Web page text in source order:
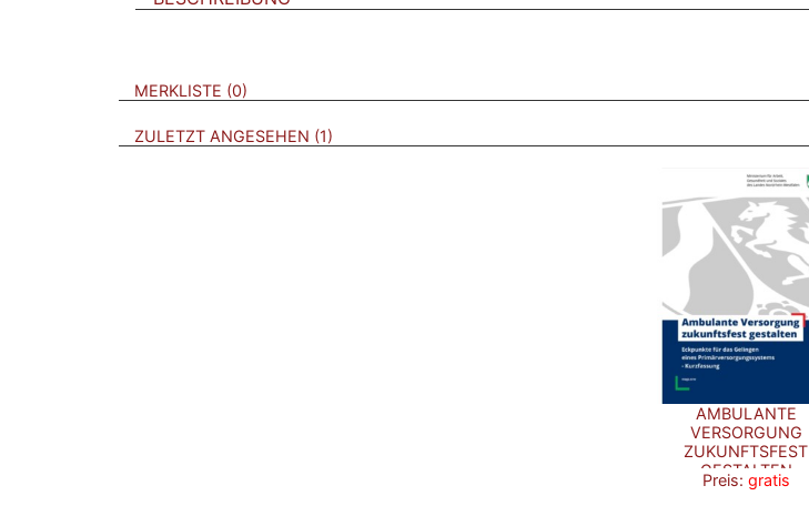
VERWEISE AUF VERMERKTE- ODER ZULETZT ANGESEHENE BROSCHÜREN
MERKLISTE 0
ZULETZT ANGESEHEN 1
AMBULANTE
VERSORGUNG
ZUKUNFTSFEST
GESTALTEN
(KURZFASSUNG)
Preis: gratis